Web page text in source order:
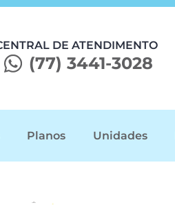
DE ATENDIMENTO
(77) 3441-3028
Planos Unidades